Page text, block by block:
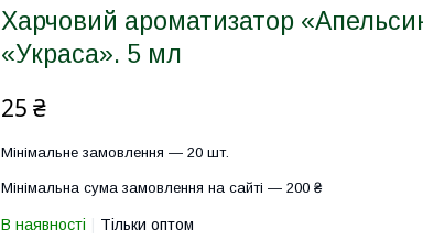
Харчовий ароматизатор
«Украса». 5 мл
25 ₴
Мінімальне замовлення — 20 шт.
Мінімальна сума замовлення на сайті — 200 ₴
В наявності Тільки оптом